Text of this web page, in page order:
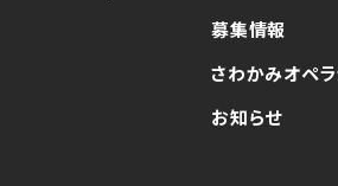
募集情報
さわかみオペ
お知らせ